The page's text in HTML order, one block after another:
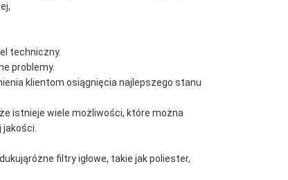
techniczny.
problemy.
klientom osiągnięcia najlepszego stanu
istnieje wiele możliwości, które można
filtry igłowe, takie jak poliester,